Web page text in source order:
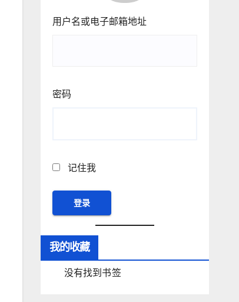
用户名或电子邮箱地址
密码
记住我
我的收藏
没有找到书签